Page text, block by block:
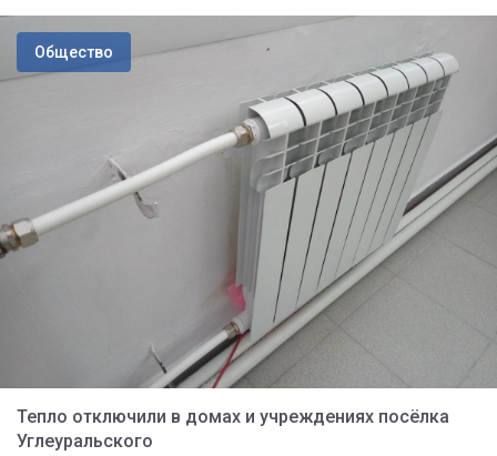
Общество
Тепло отключили в домах и учреждениях посёлка
Углеуральского